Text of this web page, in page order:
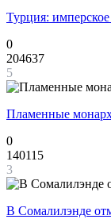
Турция:
0
204637
5
Пламенные
0
140115
3
В Сомалилэнде